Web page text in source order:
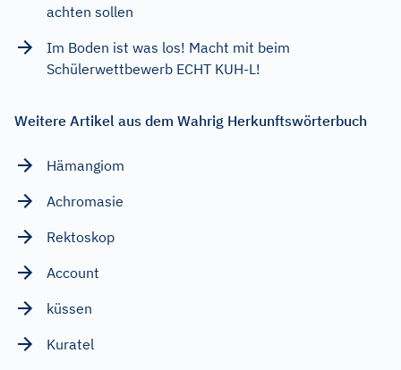
achten sollen
Im Boden ist was los! Macht mit beim
Schülerwettbewerb ECHT KUH-L!
Weitere Artikel aus dem Wahrig Herkunftswörterbuch
Hämangiom
Achromasie
Rektoskop
Account
küssen
Kuratel